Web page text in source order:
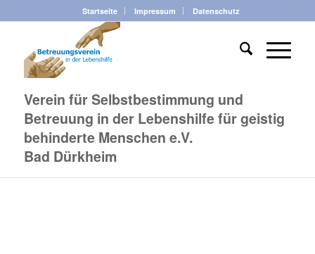
Startseite Impressum Datenschutz
Verein für Selbstbestimmung und
Betreuung in der Lebenshilfe für geistig
behinderte Menschen e.V.
Bad Dürkheim